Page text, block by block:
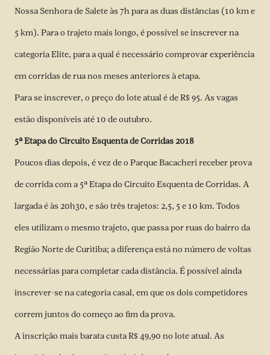
Nossa Senhora de Salete às 7h para as duas distâncias (10 km e
5 km). Para o trajeto mais longo, é possível se inscrever na
categoria Elite, para a qual é necessário comprovar experiência
em corridas de rua nos meses anteriores à etapa.
Para se inscrever, o preço do lote atual é de R$ 95. As vagas
estão disponíveis até 10 de outubro.
5ª Etapa do Circuito Esquenta de Corridas 2018
Poucos dias depois, é vez de o Parque Bacacheri receber prova
de corrida com a 5ª Etapa do Circuito Esquenta de Corridas. A
largada é às 20h30, e são três trajetos: 2,5, 5 e 10 km. Todos
eles utilizam o mesmo trajeto, que passa por ruas do bairro da
Região Norte de Curitiba; a diferença está no número de voltas
necessárias para completar cada distância. É possível ainda
inscrever-se na categoria casal, em que os dois competidores
correm juntos do começo ao fim da prova.
A inscrição mais barata custa R$ 49,90 no lote atual. As